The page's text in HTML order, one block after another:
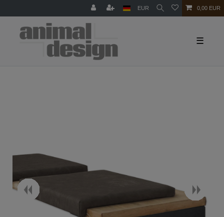
EUR 0,00 EUR
☰